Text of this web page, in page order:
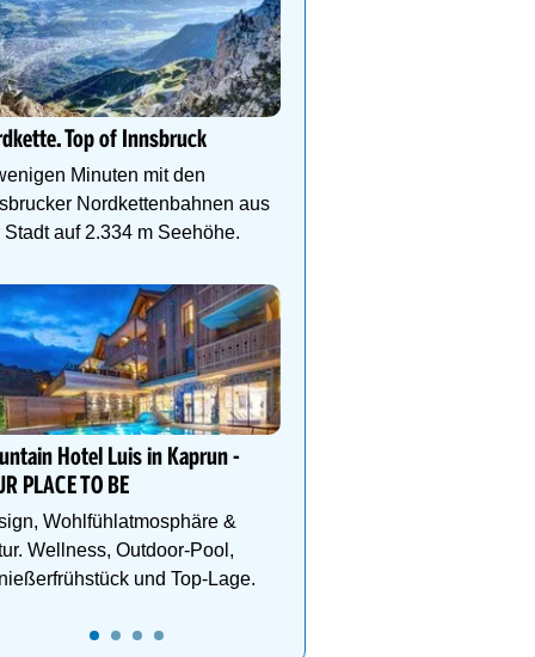
03:00 04:00 05:00 06:00
Top of Innsbruck
Minuten mit den
Nordkettenbahnen aus
Stadt auf 2.334 m Seehöhe.
Hotel Luis in Kaprun -
PLACE TO BE
Wohlfühlatmosphäre &
Wellness, Outdoor-Pool,
und Top-Lage.